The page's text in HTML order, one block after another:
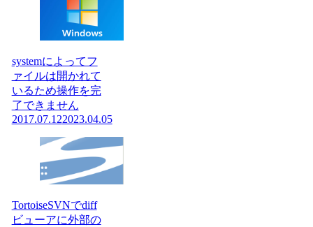
systemによってフ
ァイルは開かれて
いるため操作を完
了できません
2017.07.122023.04.05
TortoiseSVNでdiff
ビューアに外部の